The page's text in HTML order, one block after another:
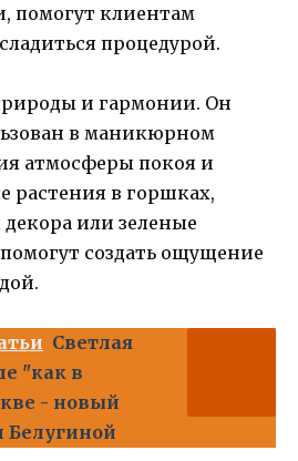
помогут клиентам
процедурой.
и гармонии. Он
в маникюрном
атмосферы покоя и
растения в горшках,
или зеленые
создать ощущение
Светлая
"как в
- новый
Белугиной